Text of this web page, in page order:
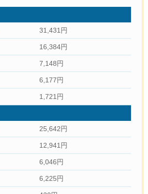
31,431円
16,384円
7,148円
6,177円
1,721円
25,642円
12,941円
6,046円
6,225円